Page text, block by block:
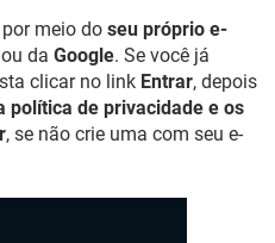
meio do seu próprio e-
ou da Google. Se você já
clicar no link Entrar, depois
política de privacidade e os
, se não crie uma com seu e-